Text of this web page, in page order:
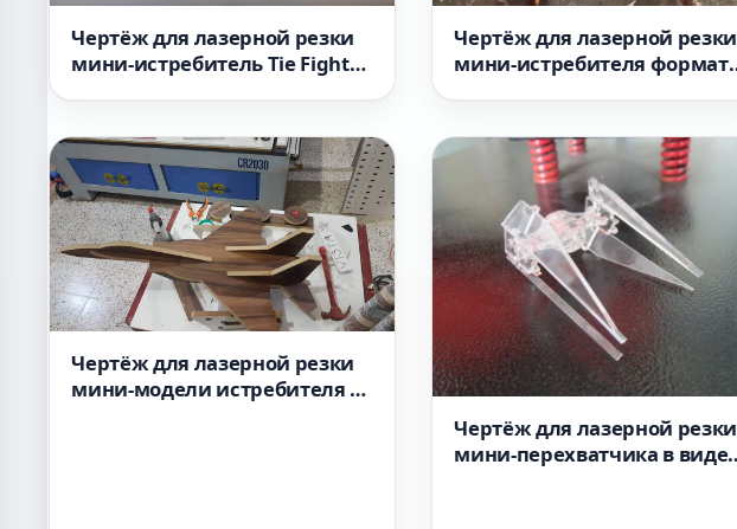
Чертёж для лазерной резки
мини-истребитель Tie Fighter
Чертёж для лазерной резки
мини-истребителя формат
Чертёж для лазерной резки
мини-модели истребителя F-
Чертёж для лазерной резки
мини-перехватчика в виде